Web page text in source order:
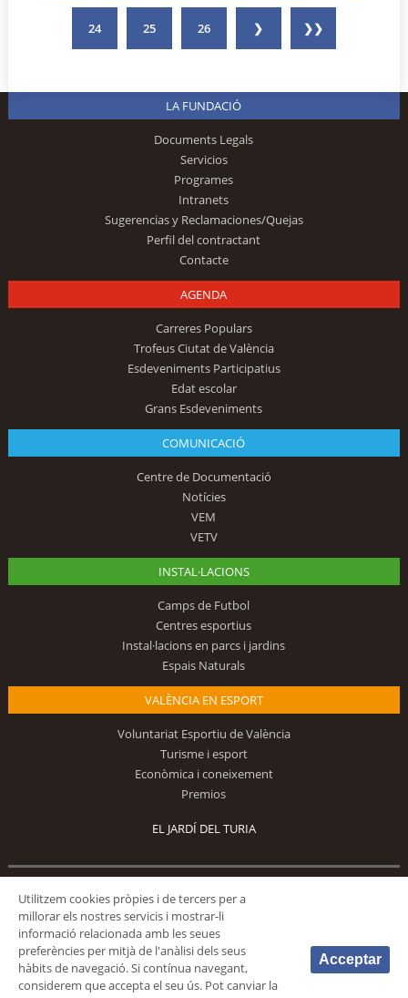
24 25 26 ❯ ❯❯
LA FUNDACIÓ
Documents Legals
Servicios
Programes
Intranets
Sugerencias y Reclamaciones/Quejas
Perfil del contractant
Contacte
AGENDA
Carreres Populars
Trofeus Ciutat de València
Esdeveniments Participatius
Edat escolar
Grans Esdeveniments
COMUNICACIÓ
Centre de Documentació
Notícies
VEM
VETV
INSTAL·LACIONS
Camps de Futbol
Centres esportius
Instal·lacions en parcs i jardins
Espais Naturals
VALÈNCIA EN ESPORT
Voluntariat Esportiu de València
Turisme i esport
Econòmica i coneixement
Premios
EL JARDÍ DEL TURIA
Utilitzem cookies pròpies i de tercers per a
millorar els nostres servicis i mostrar-li
informació relacionada amb les seues
preferències per mitjà de l'anàlisi dels seus
hàbits de navegació. Si contínua navegant,
considerem que accepta el seu ús. Pot canviar la
Acceptar